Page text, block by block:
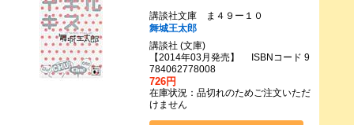
講談社文庫 ま４９ー１０
舞城王太郎
講談社 (文庫)
【2014年03月発売】 ISBNコード 9
784062778008
726円
在庫状況：品切れのためご注文いただ
けません